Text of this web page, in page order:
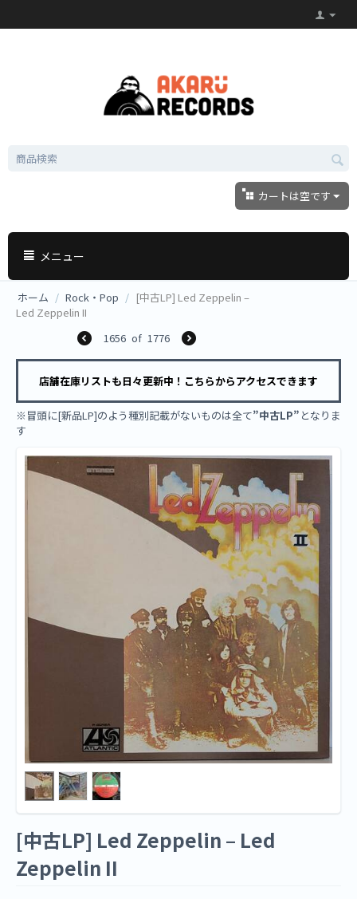
カートは空です
メニュー
ホーム / Rock・Pop / [中古LP] Led Zeppelin –
Led Zeppelin II
1656 of 1776
店舗在庫リストも日々更新中！こちらからアクセスできます
※冒頭に[新品LP]のよう種別記載がないものは全て”中古LP” となりま
す
[中古LP] Led Zeppelin – Led
Zeppelin II